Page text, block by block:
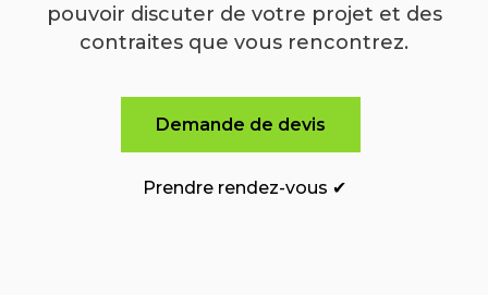
pouvoir discuter de votre projet et des
contraites que vous rencontrez.
Demande de devis
Prendre rendez-vous ✔